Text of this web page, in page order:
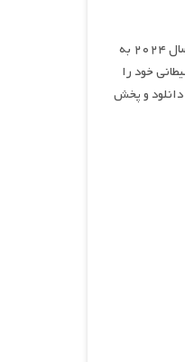
مگامایند در مقابل سندیکای نابودی, نام انیمیشنی اکشن، ماجراجویی، کمدی، جنایی، خانوادگی و علمی تخیلی محصول سال ۲۰۲۴ به
خود را
و پخش